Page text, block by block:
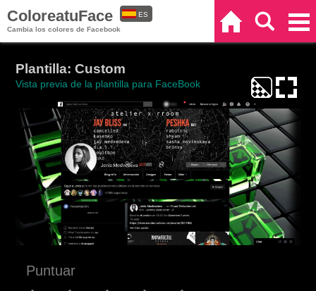
ColoreatuFace
Cambia los colores de Facebook
ES
Plantilla: Custom
Vista previa de la plantilla para FaceBook
Puntuar